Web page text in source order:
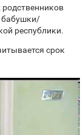
бабушки/
республики.
срок